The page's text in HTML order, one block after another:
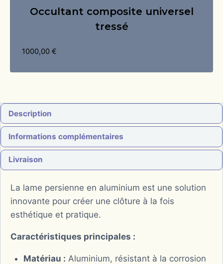
Occultant composite universel
tressé
1000,00 €
Description
Informations complémentaires
Livraison
La lame persienne en aluminium est une solution
innovante pour créer une clôture à la fois
esthétique et pratique.
Caractéristiques principales :
Matériau : Aluminium, résistant à la corrosion